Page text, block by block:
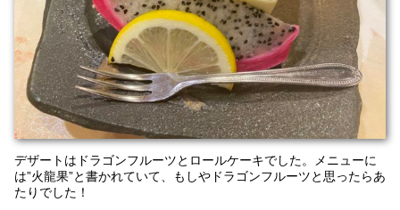
デザートはドラゴンフルーツとロールケーキでした。メニューに
は”火龍果”と書かれていて、もしやドラゴンフルーツと思ったらあ
たりでした！